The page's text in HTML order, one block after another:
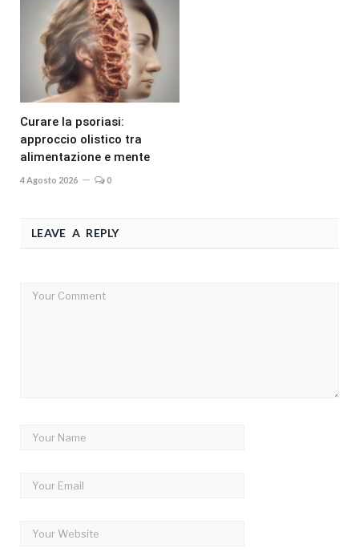
Curare la psoriasi:
approccio olistico tra
alimentazione e mente
4 Agosto 2026 0
LEAVE A REPLY